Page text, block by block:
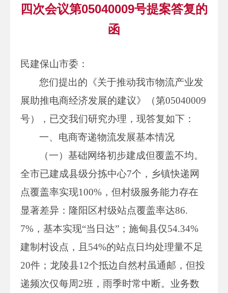
四次会议第05040009号提案答复的
函
民建保山市委：
您们提出的《关于推动我市物流产业发
展助推电商经济发展的建议》（第05040009
号），已交我们研究办理，现答复如下：
一、电商寄递物流发展基本情况
（一）基础网络初步建成但覆盖不均。
全市已建成县级分拣中心7个，乡镇快递网
点覆盖率实现100%，但村级服务能力存在
显著差异：隆阳区村级站点覆盖率达86.
7%，基本实现“当日达”；施甸县仅54.34%
建制村设点，且54%的站点日均处理量不足
20件；龙陵县12个抵边自然村虽通邮，但投
递频次仅每周2班，雨季时常中断。业务数